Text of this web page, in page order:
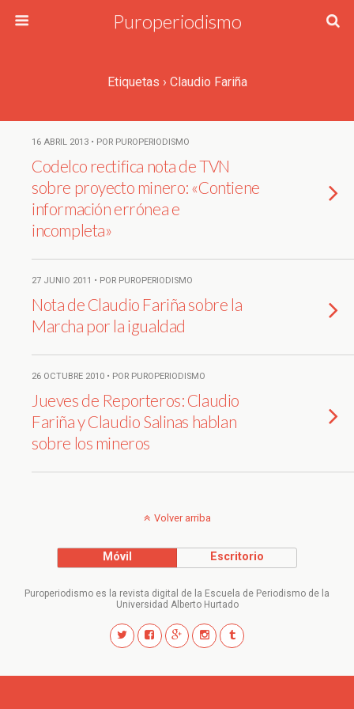
Puroperiodismo
Etiquetas › Claudio Fariña
16 ABRIL 2013 • POR PUROPERIODISMO
Codelco rectifica nota de TVN
sobre proyecto minero: «Contiene
información errónea e
incompleta»
27 JUNIO 2011 • POR PUROPERIODISMO
Nota de Claudio Fariña sobre la
Marcha por la igualdad
26 OCTUBRE 2010 • POR PUROPERIODISMO
Jueves de Reporteros: Claudio
Fariña y Claudio Salinas hablan
sobre los mineros
Volver arriba
Móvil Escritorio
Puroperiodismo es la revista digital de la Escuela de Periodismo de la
Universidad Alberto Hurtado